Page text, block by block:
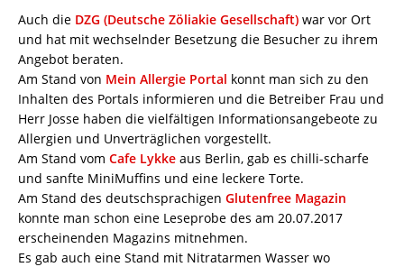
Auch die DZG (Deutsche Zöliakie Gesellschaft) war vor Ort
und hat mit wechselnder Besetzung die Besucher zu ihrem
Angebot beraten.
Am Stand von Mein Allergie Portal konnt man sich zu den
Inhalten des Portals informieren und die Betreiber Frau und
Herr Josse haben die vielfältigen Informationsangebeote zu
Allergien und Unverträglichen vorgestellt.
Am Stand vom Cafe Lykke aus Berlin, gab es chilli-scharfe
und sanfte MiniMuffins und eine leckere Torte.
Am Stand des deutschsprachigen Glutenfree Magazin
konnte man schon eine Leseprobe des am 20.07.2017
erscheinenden Magazins mitnehmen.
Es gab auch eine Stand mit Nitratarmen Wasser wo